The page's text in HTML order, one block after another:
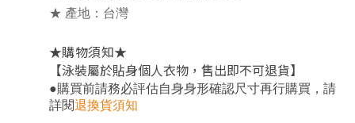
★ 產地：台灣
★購物須知★
【泳裝屬於貼身個人衣物，售出即不可退貨】
●購買前請務必評估自身身形確認尺寸再行購買 ， 請
詳閱退換貨須知